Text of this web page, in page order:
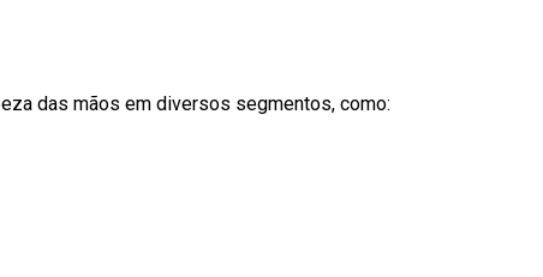
das mãos em diversos segmentos, como: